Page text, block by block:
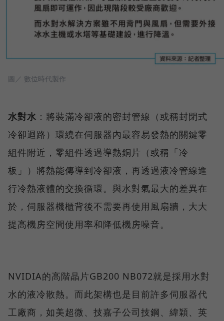
圖／ 數位時代製作
水對水 ：將裝滿冷卻液的密封管線（或稱封閉式
冷卻迴路）環繞在伺服器內最容易發熱的關鍵零
組件附近，零組件透過導熱銅片（或稱「冷
板」）將熱能傳導到冷卻液，再透過液冷管線進
行冷熱液體的交換循環。與水對氣最大的差異在
於，伺服器機櫃背後不需要再使用風扇牆，大大
提高機房空間使用率和降低機房噪音。
NVIDIA的高階晶片GB200 NB072就是採用水對
水的液冷散熱。而此架構也是目前許多伺服器代
工廠商，如美超微、技嘉子公司技鋼、緯穎、英